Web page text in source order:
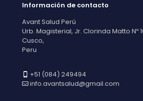
Información de contacto
Avant Salud Perú
Urb. Magisterial, Jr. Clorinda Matto Nº
Cusco,
Peru
+51 (084) 249494
info.avantsalud@gmail.com